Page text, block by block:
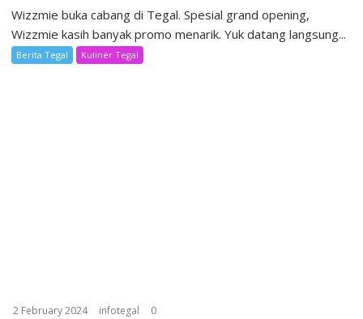
Wizzmie buka cabang di Tegal. Spesial grand opening,
Wizzmie kasih banyak promo menarik. Yuk datang langsung...
Berita Tegal Kuliner Tegal
2 February 2024 infotegal 0